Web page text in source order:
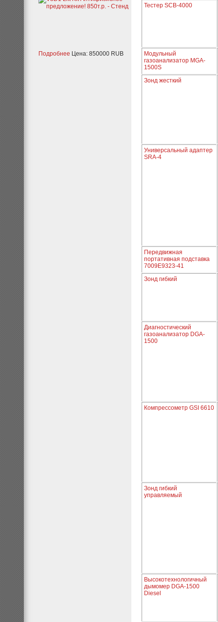
Подробнее Цена: 850000 RUB
Тестер SCB-4000
Модульный
газоанализатор MGA-
1500S
Зонд жесткий
Универсальный адаптер
SRA-4
Передвижная
портативная подставка
7009E9323-41
Зонд гибкий
Диагностический
газоанализатор DGA-
1500
Компрессометр GSI 6610
Зонд гибкий
управляемый
Высокотехнологичный
дымомер DGA-1500
Diesel